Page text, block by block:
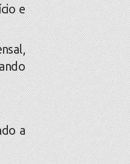
e
a